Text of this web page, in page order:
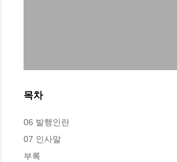
목차
06 발행인란
07 인사말
부록